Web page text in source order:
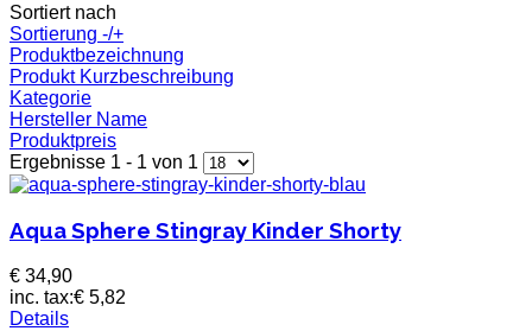
Sortiert nach
Sortierung -/+
Produktbezeichnung
Produkt Kurzbeschreibung
Kategorie
Hersteller Name
Produktpreis
Ergebnisse 1 - 1 von 1
Aqua Sphere Stingray Kinder Shorty
€ 34,90
inc. tax:€ 5,82
Details